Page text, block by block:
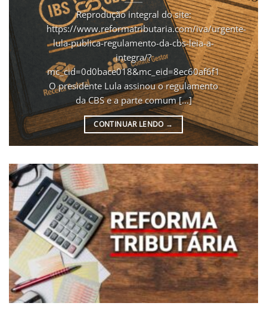
Reprodução integral do site:
https://www.reformatributaria.com/iva/urgente-
lula-publica-regulamento-da-cbs-leia-a-
integra/?
mc_cid=0d0bace018&mc_eid=8ec60af6f1
O presidente Lula assinou o regulamento
da CBS e a parte comum [...]
CONTINUAR LENDO →